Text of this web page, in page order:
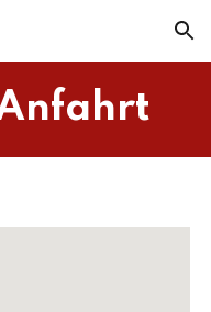
Skip to navigation